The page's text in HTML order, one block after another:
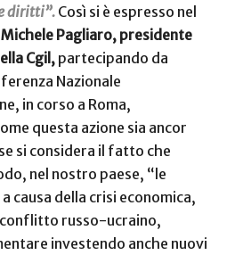
diritti”. Così si è espresso nel
Michele Pagliaro, presidente
Cgil, partecipando da
Nazionale
in corso a Roma,
questa azione sia ancor
si considera il fatto che
nel nostro paese, “le
causa della crisi economica,
conflitto russo-ucraino,
investendo anche nuovi